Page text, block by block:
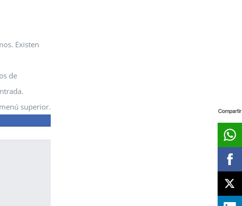
Existen
de
superior.
Compartir